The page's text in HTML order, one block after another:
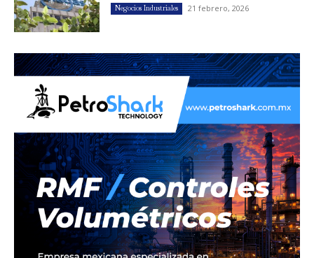
Negocios Industriales 21 febrero, 2026